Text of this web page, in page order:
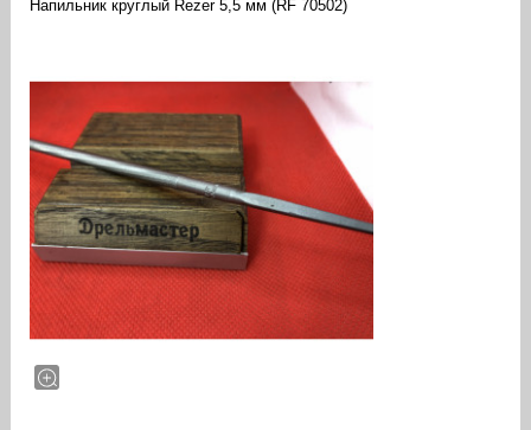
Напильник круглый Rezer 5,5 мм (RF 70502)